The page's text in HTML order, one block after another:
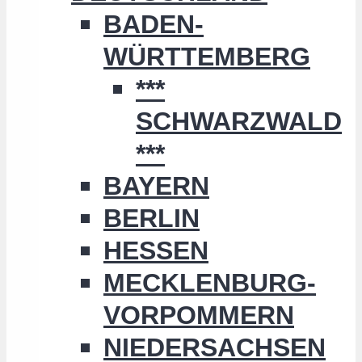
BADEN-
WÜRTTEMBERG
***
SCHWARZWALD
***
BAYERN
BERLIN
HESSEN
MECKLENBURG-
VORPOMMERN
NIEDERSACHSEN